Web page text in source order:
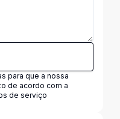
para que a nossa
de acordo com a
de serviço